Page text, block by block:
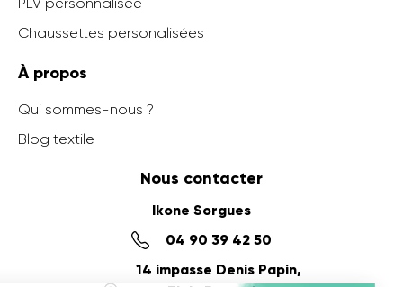
PLV personnalisée
Chaussettes personalisées
À propos
Qui sommes-nous ?
Blog textile
Nous contacter
Ikone Sorgues
04 90 39 42 50
14 impasse Denis Papin,